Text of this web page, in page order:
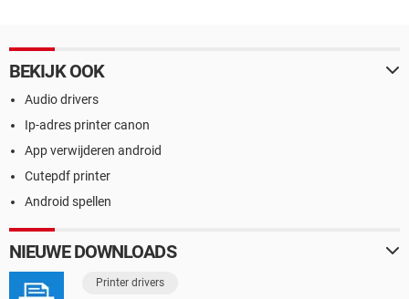
BEKIJK OOK
Audio drivers
Ip-adres printer canon
App verwijderen android
Cutepdf printer
Android spellen
NIEUWE DOWNLOADS
Printer drivers